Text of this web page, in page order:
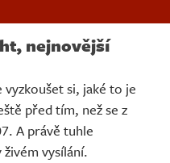
nejnovější
si, jaké to je
před tím, než se z
A právě tuhle
vysílání.